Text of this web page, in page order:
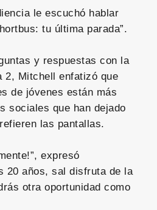
le escuchó hablar
tu última parada”.
y respuestas con la
2, Mitchell enfatizó que
de jóvenes están más
sociales que han dejado
las pantallas.
expresó
20 años, sal disfruta de la
otra oportunidad como